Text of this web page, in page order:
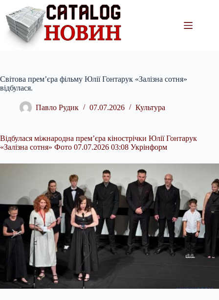
вмісту
Світова прем’єра фільму Юлії Гонтарук «Залізна сотня»
відбулася.
Павло Рудик 07.07.2026 Культура
Відбулася міжнародна прем’єра кінострічки Юлії Гонтарук
«Залізна сотня» Фото 07.07.2026 03:08 Укрінформ